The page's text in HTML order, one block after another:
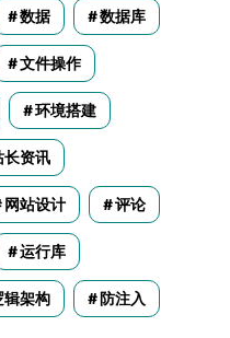
数据 数据库
文件操作
环境搭建
长资讯
网站设计 评论
运行库
辑架构 防注入